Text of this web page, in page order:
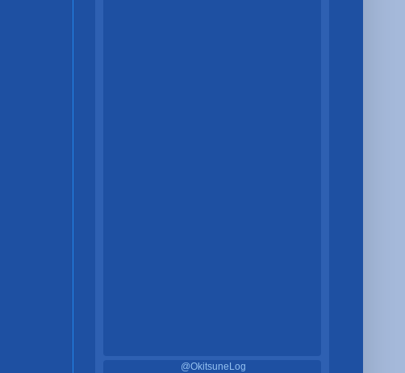
@OkitsuneLog